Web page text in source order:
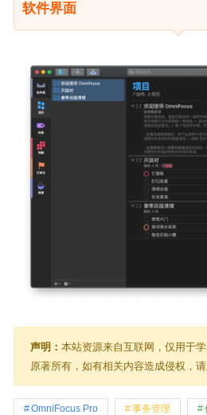
软件界面
声明： 本站资源来自互联网，仅用于
原著所有，如有相关内容造成侵权，
OmniFocus Pro 事务管理